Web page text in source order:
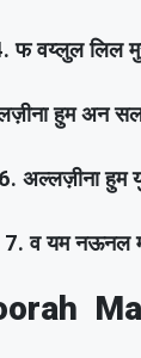
फ वय्लुल लिल
हुम अन
6. अल्लज़ीना हुम
7. व यम नऊनल